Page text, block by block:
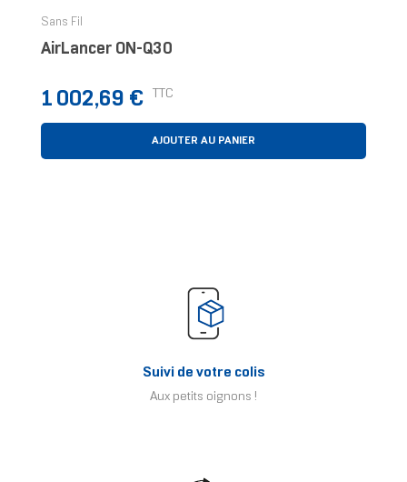
Sans Fil
AirLancer ON-Q30
Prix
1 002,69 € TTC
AJOUTER AU PANIER
Suivi de votre colis
Aux petits oignons !